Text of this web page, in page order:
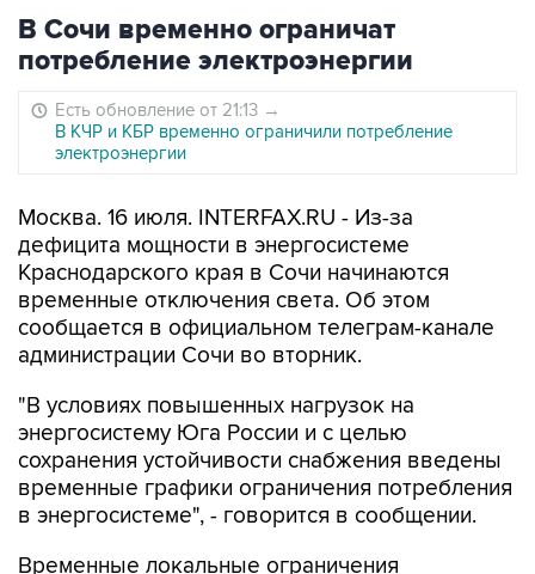
В Сочи временно ограничат
потребление электроэнергии
Есть обновление от 21:13 →
В КЧР и КБР временно ограничили потребление
электроэнергии
Москва. 16 июля. INTERFAX.RU - Из-за
дефицита мощности в энергосистеме
Краснодарского края в Сочи начинаются
временные отключения света. Об этом
сообщается в официальном телеграм-канале
администрации Сочи во вторник.
"В условиях повышенных нагрузок на
энергосистему Юга России и с целью
сохранения устойчивости снабжения введены
временные графики ограничения потребления
в энергосистеме", - говорится в сообщении.
Временные локальные ограничения